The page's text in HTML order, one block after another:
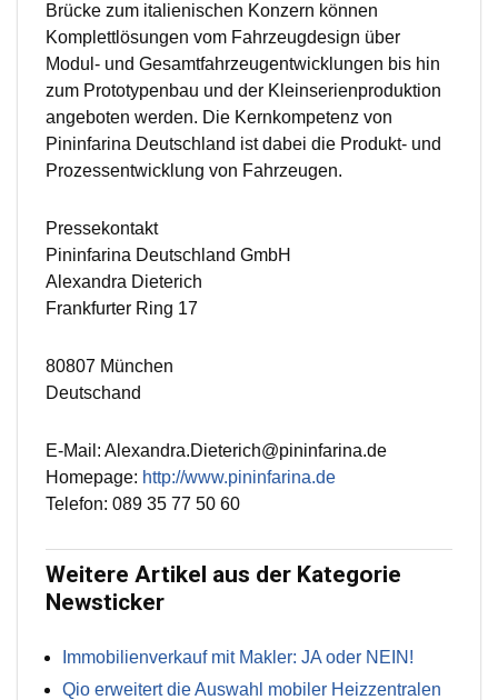
Brücke zum italienischen Konzern können
Komplettlösungen vom Fahrzeugdesign über
Modul- und Gesamtfahrzeugentwicklungen bis hin
zum Prototypenbau und der Kleinserienproduktion
angeboten werden. Die Kernkompetenz von
Pininfarina Deutschland ist dabei die Produkt- und
Prozessentwicklung von Fahrzeugen.
Pressekontakt
Pininfarina Deutschland GmbH
Alexandra Dieterich
Frankfurter Ring 17
80807 München
Deutschand
E-Mail: Alexandra.Dieterich@pininfarina.de
Homepage: http://www.pininfarina.de
Telefon: 089 35 77 50 60
Weitere Artikel aus der Kategorie
Newsticker
Immobilienverkauf mit Makler: JA oder NEIN!
Qio erweitert die Auswahl mobiler Heizzentralen